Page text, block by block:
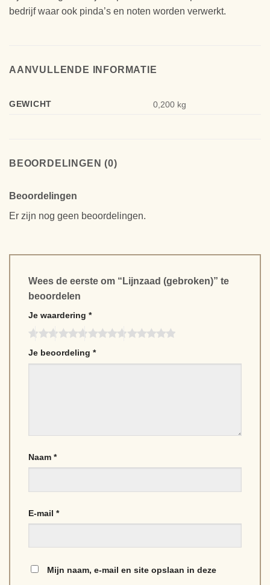
bedrijf waar ook pinda’s en noten worden verwerkt.
AANVULLENDE INFORMATIE
GEWICHT 0,200 kg
BEOORDELINGEN (0)
Beoordelingen
Er zijn nog geen beoordelingen.
Wees de eerste om “Lijnzaad (gebroken)” te
beoordelen
Je waardering *
Je beoordeling *
Naam *
E-mail *
Mijn naam, e-mail en site opslaan in deze